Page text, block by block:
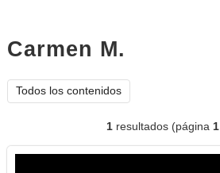
Carmen M.
Todos los contenidos
1 resultados (página1